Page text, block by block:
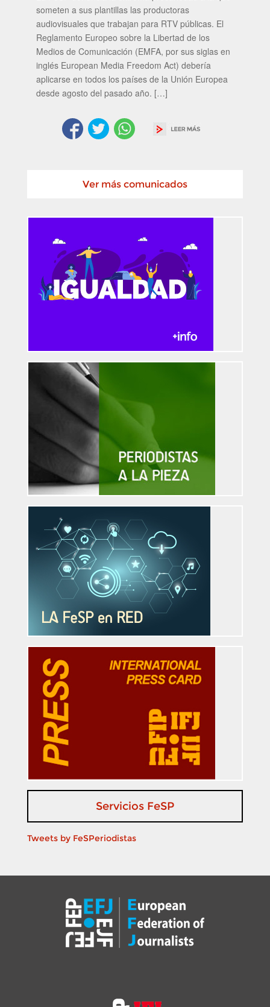
someten a sus plantillas las productoras
audiovisuales que trabajan para RTV públicas. El
Reglamento Europeo sobre la Libertad de los
Medios de Comunicación (EMFA, por sus siglas en
inglés European Media Freedom Act) debería
aplicarse en todos los países de la Unión Europea
desde agosto del pasado año. […]
Ver más comunicados
Servicios FeSP
Tweets by FeSPeriodistas